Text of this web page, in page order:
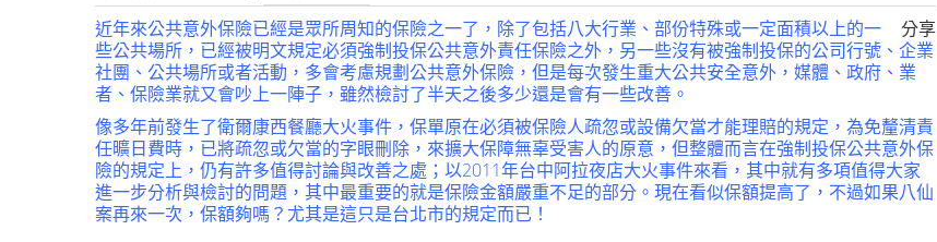
分享
近年來公共意外保險已經是眾所周知的保險之一了，除了包括八大行業、部份特殊或一定面積以上的一
些公共場所，已經被明文規定必須強制投保公共意外責任保險之外，另一些沒有被強制投保的公司行號、企業
社團、公共場所或者活動，多會考慮規劃公共意外保險，但是每次發生重大公共安全意外，媒體、政府、業
者、保險業就又會吵上一陣子，雖然檢討了半天之後多少還是會有一些改善。
像多年前發生了衛爾康西餐廳大火事件，保單原在必須被保險人疏忽或設備欠當才能理賠的規定，為免釐清責
任曠日費時，已將疏忽或欠當的字眼刪除，來擴大保障無辜受害人的原意，但整體而言在強制投保公共意外保
險的規定上，仍有許多值得討論與改善之處；以2011年台中阿拉夜店大火事件來看，其中就有多項值得大家
進一步分析與檢討的問題，其中最重要的就是保險金額嚴重不足的部分。現在看似保額提高了，不過如果八仙
案再來一次，保額夠嗎？尤其是這只是台北市的規定而已！